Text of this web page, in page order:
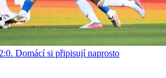
Domácí si připisují naprosto